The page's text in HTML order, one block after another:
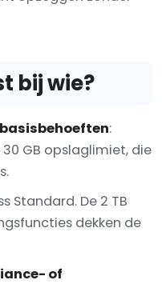
bij wie?
:
GB opslaglimiet, die
Standard. De 2 TB
dekken de
of